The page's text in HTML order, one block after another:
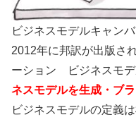
ビジネスモデルキャン
2012年に邦訳が出版さ
ーション ビジネスモデ
ネスモデルを生成・ブ
ビジネスモデルの定義